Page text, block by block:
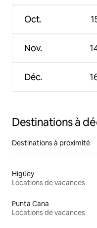
Oct.
Nov.
Déc.
Destinations à
Destinations à proximité
Higüey
Locations de vacances
Punta Cana
Locations de vacances